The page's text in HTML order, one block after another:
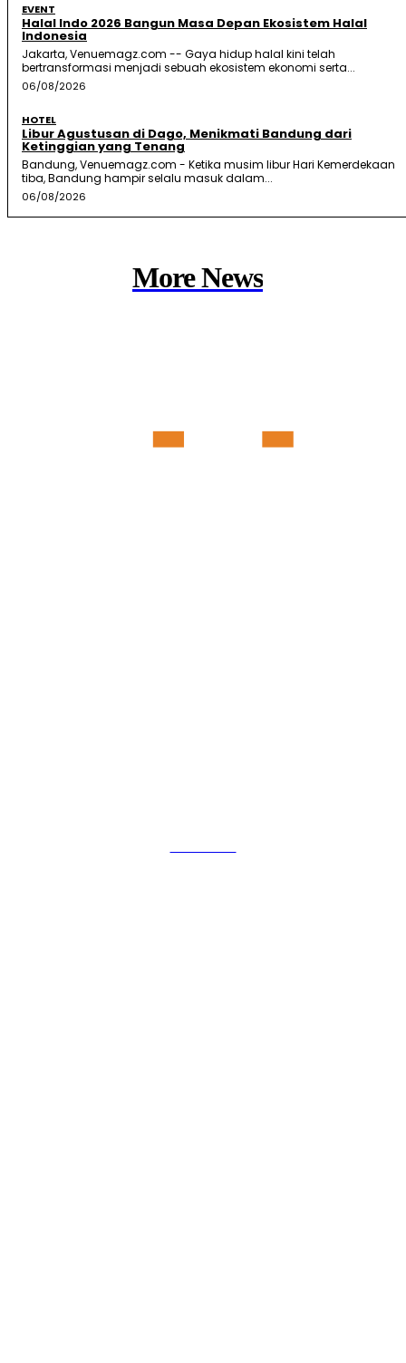
EVENT
Halal Indo 2026 Bangun Masa Depan Ekosistem Halal
Indonesia
Jakarta, Venuemagz.com -- Gaya hidup halal kini telah
bertransformasi menjadi sebuah ekosistem ekonomi serta...
06/08/2026
HOTEL
Libur Agustusan di Dago, Menikmati Bandung dari
Ketinggian yang Tenang
Bandung, Venuemagz.com - Ketika musim libur Hari Kemerdekaan
tiba, Bandung hampir selalu masuk dalam...
06/08/2026
More News